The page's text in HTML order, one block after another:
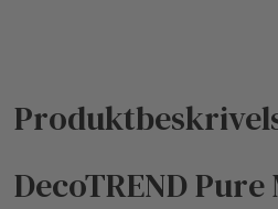
DecoTREND